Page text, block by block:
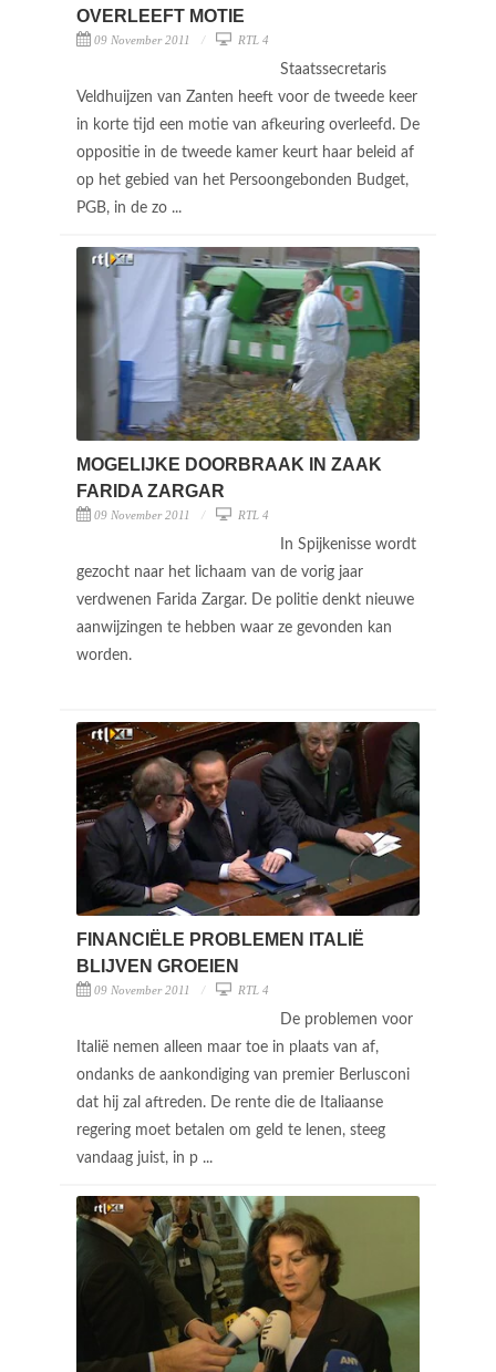
OVERLEEFT MOTIE
09 November 2011 RTL 4
Staatssecretaris
Veldhuijzen van Zanten heeft voor de tweede keer
in korte tijd een motie van afkeuring overleefd. De
oppositie in de tweede kamer keurt haar beleid af
op het gebied van het Persoongebonden Budget,
PGB, in de zo ...
MOGELIJKE DOORBRAAK IN ZAAK
FARIDA ZARGAR
09 November 2011 RTL 4
In Spijkenisse wordt
gezocht naar het lichaam van de vorig jaar
verdwenen Farida Zargar. De politie denkt nieuwe
aanwijzingen te hebben waar ze gevonden kan
worden.
FINANCIËLE PROBLEMEN ITALIË
BLIJVEN GROEIEN
09 November 2011 RTL 4
De problemen voor
Italië nemen alleen maar toe in plaats van af,
ondanks de aankondiging van premier Berlusconi
dat hij zal aftreden. De rente die de Italiaanse
regering moet betalen om geld te lenen, steeg
vandaag juist, in p ...